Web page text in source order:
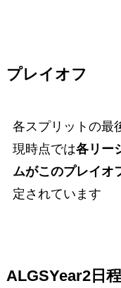
プレイオフ
各スプリットの最
現時点では各リー
ムがこのプレイオ
定されています
ALGSYear2日